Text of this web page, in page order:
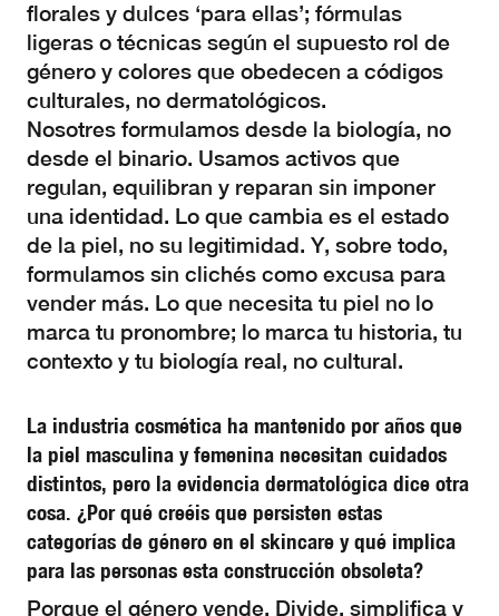
florales y dulces ‘para ellas’; fórmulas
ligeras o técnicas según el supuesto rol de
género y colores que obedecen a códigos
culturales, no dermatológicos.
Nosotres formulamos desde la biología, no
desde el binario. Usamos activos que
regulan, equilibran y reparan sin imponer
una identidad. Lo que cambia es el estado
de la piel, no su legitimidad. Y, sobre todo,
formulamos sin clichés como excusa para
vender más. Lo que necesita tu piel no lo
marca tu pronombre; lo marca tu historia, tu
contexto y tu biología real, no cultural.
La industria cosmética ha mantenido por años que
la piel masculina y femenina necesitan cuidados
distintos, pero la evidencia dermatológica dice otra
cosa. ¿Por qué creéis que persisten estas
categorías de género en el skincare y qué implica
para las personas esta construcción obsoleta?
Porque el género vende. Divide, simplifica y